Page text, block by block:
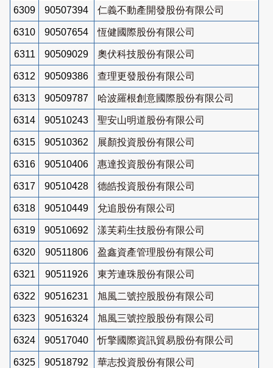
6309 90507394 仁義不動產開發股份有限公司
6310 90507654 恆健國際股份有限公司
6311 90509029 奧伏科技股份有限公司
6312 90509386 查理更發股份有限公司
6313 90509787 哈波羅根創意國際股份有限公司
6314 90510243 聖安山明道股份有限公司
6315 90510362 展顏投資股份有限公司
6316 90510406 惠達投資股份有限公司
6317 90510428 德皓投資股份有限公司
6318 90510449 兌追股份有限公司
6319 90510692 漾芙莉生技股份有限公司
6320 90511806 盈鑫資產管理股份有限公司
6321 90511926 東芳連珠股份有限公司
6322 90516231 旭風二號控股股份有限公司
6323 90516324 旭風三號控股股份有限公司
6324 90517040 忻擎國際資訊貿易股份有限公司
6325 90518792 華志投資股份有限公司